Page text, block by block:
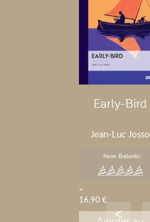
Early-Bird
Jean-Luc Josso
Note Babelio:
-
16,90 €